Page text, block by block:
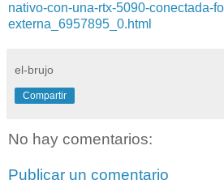
nativo-con-una-rtx-5090-conectada-
externa_6957895_0.html
el-brujo
Compartir
No hay comentarios:
Publicar un comentario